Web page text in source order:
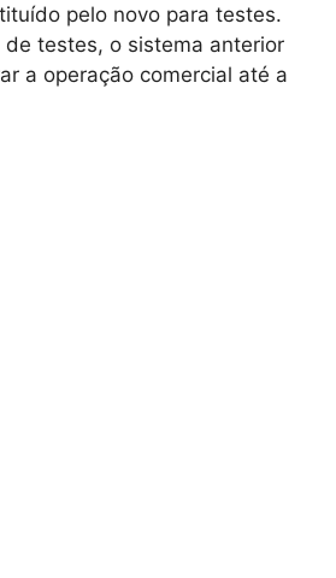
pelo novo para testes.
de testes, o sistema anterior
a operação comercial até a